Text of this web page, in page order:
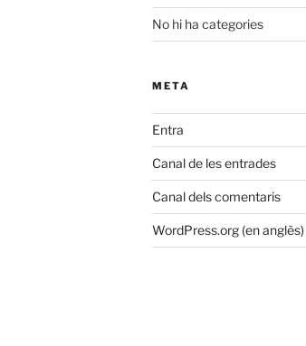
No hi ha categories
META
Entra
Canal de les entrades
Canal dels comentaris
WordPress.org (en anglès)